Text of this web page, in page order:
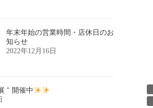
年末年始の営業時間・店休日のお
知らせ
2022年12月16日
" 開催中